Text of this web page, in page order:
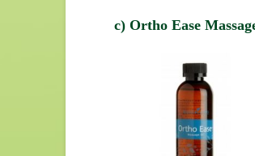
c) Ortho Ease